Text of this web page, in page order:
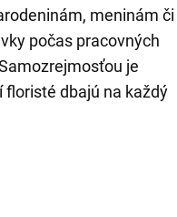
meninám či
počas pracovných
je
floristé dbajú na každý